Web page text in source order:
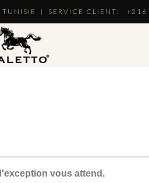
TUNISIE | SERVICE CLIENT: +216
vous attend.